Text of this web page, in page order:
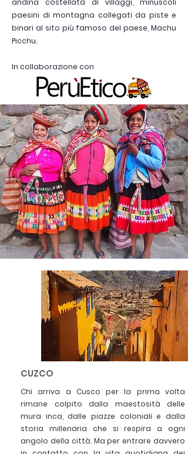
andina costellata di villaggi, minuscoli
paesini di montagna collegati da piste e
binari al sito più famoso del paese, Machu
Picchu.
In collaborazione con
CUZCO
Chi arriva a Cusco per la prima volta
rimane colpito dalla maestosità delle
mura inca, dalle piazze coloniali e dalla
storia millenaria che si respira a ogni
angolo della città. Ma per entrare davvero